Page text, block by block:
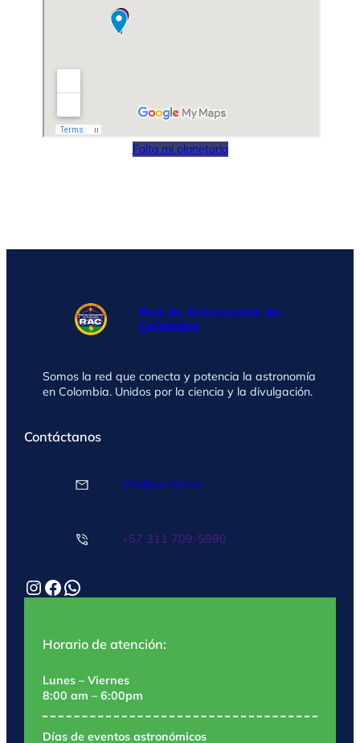
Falta mi planetario
Red de Astronomía de
Colombia
Somos la red que conecta y potencia la astronomía
en Colombia. Unidos por la ciencia y la divulgación.
Contáctanos
info@rac.net.co
+57 311 709-5990
InstagramFacebook WhatsApp
Horario de atención:
Lunes – Viernes
8:00 am – 6:00pm
Días de eventos astronómicos